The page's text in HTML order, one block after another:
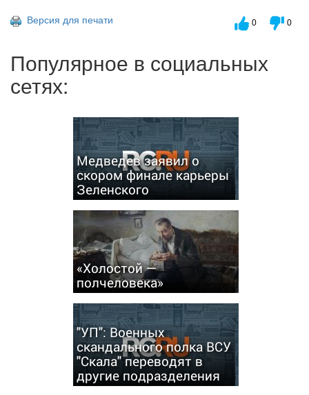
Версия для печати
0 0
Популярное в социальных
сетях:
Медведев заявил о
скором финале карьеры
Зеленского
«Холостой —
полчеловека»
"УП": Военных
скандального полка ВСУ
"Скала" переводят в
другие подразделения